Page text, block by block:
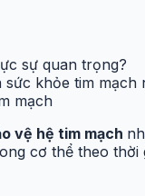
sự quan trọng?
khỏe tim mạch
mạch
vệ hệ tim mạch
cơ thể theo